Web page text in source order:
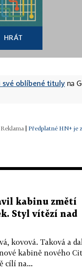
HRÁT
své oblíbené tituly na
| Předplatné HN+ je
kabinu změtí
Styl vítězí nad
kovová. Taková a
kabině nového
cílí na...